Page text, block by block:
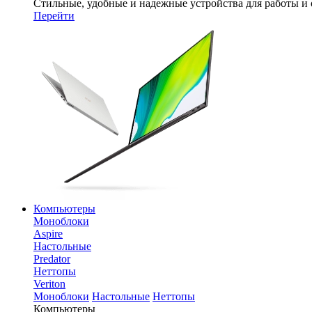
Стильные, удобные и надежные устройства для работы и
Перейти
Компьютеры
Моноблоки
Aspire
Настольные
Predator
Неттопы
Veriton
Моноблоки Настольные Неттопы
Компьютеры